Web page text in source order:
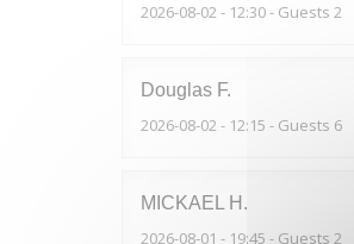
2026-08-02 - 12:30 - Guests 2
Douglas F
2026-08-02 - 12:15 - Guests 6
MICKAEL H
2026-08-01 - 19:45 - Guests 2